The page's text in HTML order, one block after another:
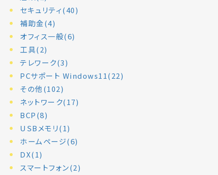
セキュリティ(40)
補助金(4)
オフィス一般(6)
工具(2)
テレワーク(3)
PCサポート Windows11(22)
その他(102)
ネットワーク(17)
BCP(8)
USBメモリ(1)
ホームページ(6)
DX(1)
スマートフォン(2)